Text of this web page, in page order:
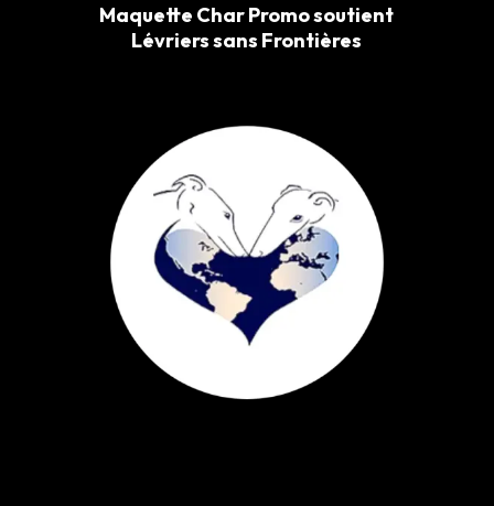
Maquette Char Promo soutient
Lévriers sans Frontières